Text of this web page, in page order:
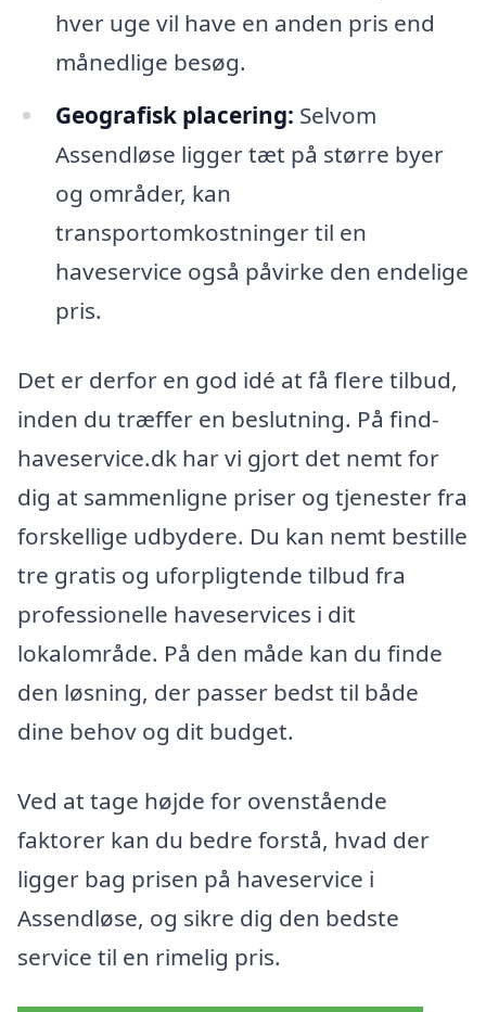
hver uge vil have en anden pris end
månedlige besøg.
Geografisk placering: Selvom
Assendløse ligger tæt på større byer
og områder, kan
transportomkostninger til en
haveservice også påvirke den endelige
pris.
Det er derfor en god idé at få flere tilbud,
inden du træffer en beslutning. På find-
haveservice.dk har vi gjort det nemt for
dig at sammenligne priser og tjenester fra
forskellige udbydere. Du kan nemt bestille
tre gratis og uforpligtende tilbud fra
professionelle haveservices i dit
lokalområde. På den måde kan du finde
den løsning, der passer bedst til både
dine behov og dit budget.
Ved at tage højde for ovenstående
faktorer kan du bedre forstå, hvad der
ligger bag prisen på haveservice i
Assendløse, og sikre dig den bedste
service til en rimelig pris.